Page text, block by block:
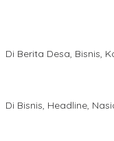
Di Berita Desa, Bisnis,
Di Bisnis, Headline,